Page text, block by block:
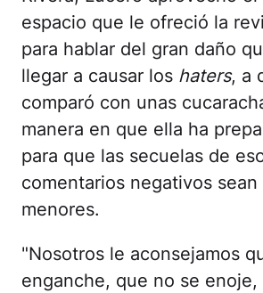
espacio que le ofreció la
para hablar del gran daño
llegar a causar los haters, a
comparó con unas
manera en que ella ha
para que las secuelas de
comentarios negativos
menores.
"Nosotros le aconsejamos
enganche, que no se